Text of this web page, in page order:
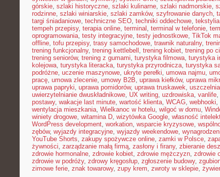
górskie, szlaki historyczne, szlaki kulinarne, szlaki nadmorskie,
rodzinne, szlaki winiarskie, szlaki zamków, szyfrowanie danych,
targi śniadaniowe, techniczne SEO, techniki oddechowe,
tempeh przepisy, terapia online, terminal , terminal w telefonie,
oprogramowania, testy integracyjne, testy jednostkowe, TikTok
offline, tofu przepisy, trasy samochodowe, trawnik naturalny,
trening funkcjonalny, trening kettlebell , trening kobiet, trening po
trening seniorów, trening z gumami, turystyka filmowa, turystyka
kolejowa, turystyka literacka, turystyka przyrodnicza, turystyka
podróżne, uczenie maszynowe, ukryte perełki, umowa najmu,
pracę, umowa zlecenie, umowy B2B, uprawa kiełków, uprawa
uprawa papryki, uprawa pomidorów, uprawa truskawek,
uwierzytelnianie dwuskładnikowe, UX writing, uzdrowiska, vanlife,
postawy, wakacje last minute, wartość klienta, WCAG, webhooki,
wentylacja mieszkania, Wielkanoc w hotelu, wilgoć w domu,
winiety drogowe, witamina D, wizytówka Google, własność
WordPress development, workation, wsparcie kryzysowe,
zębów, wyjazdy integracyjne, wyjazdy weekendowe,
YouTube Shorts, zakupy spożywcze online, zamki w Polsce,
żywności, zarządzanie małą firmą, zasłony i firany, zbieranie
zdrowie hormonalne, zdrowie kobiet, zdrowie mężczyzn, zdrowie
zdrowie w podróży, zdrowy kręgosłup, zgłoszenie budowy,
zimowe ferie, znak towarowy, zupy krem, zwroty w sklepie,